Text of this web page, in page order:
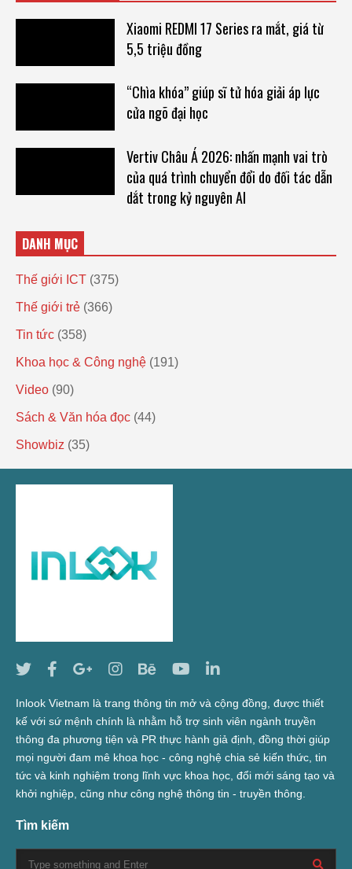
Xiaomi REDMI 17 Series ra mắt, giá từ
5,5 triệu đồng
“Chìa khóa” giúp sĩ tử hóa giải áp lực
cửa ngõ đại học
Vertiv Châu Á 2026: nhấn mạnh vai trò
của quá trình chuyển đổi do đối tác dẫn
dắt trong kỷ nguyên AI
DANH MỤC
Thế giới ICT (375)
Thế giới trẻ (366)
Tin tức (358)
Khoa học & Công nghệ (191)
Video (90)
Sách & Văn hóa đọc (44)
Showbiz (35)
Inlook Vietnam là trang thông tin mở và cộng đồng, được thiết
kế với sứ mệnh chính là nhằm hỗ trợ sinh viên ngành truyền
thông đa phương tiện và PR thực hành giả định, đồng thời giúp
mọi người đam mê khoa học - công nghệ chia sẻ kiến thức, tin
tức và kinh nghiệm trong lĩnh vực khoa học, đổi mới sáng tạo và
khởi nghiệp, cũng như công nghệ thông tin - truyền thông.
Tìm kiếm